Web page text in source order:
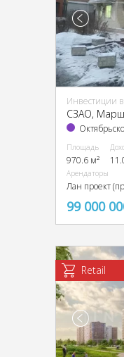
Инвестиции
CЗАО,
Площадь
970.6 м²
Арендаторы
Лан проект
99 000
Retail